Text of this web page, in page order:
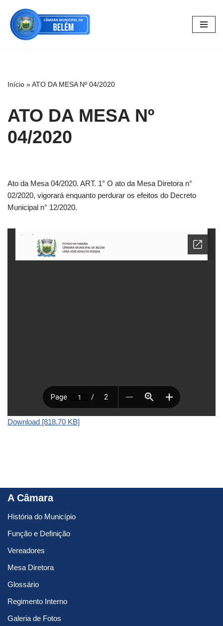
Pular
para
Início »ATO DA MESA Nº 04/2020
ATO DA MESA Nº
04/2020
Ato da Mesa 04/2020. ART. 1° O ato da Mesa Diretora n°
02/2020, vigorará enquanto perdurar os efeitos do Decreto
Municipal n° 12/2020.
Download [818.70 KB]
A Câmara
História do Município
Função e Definição
Vereadores
Mesa Diretora
Glossário
Regimento Interno
Galeria de Fotos